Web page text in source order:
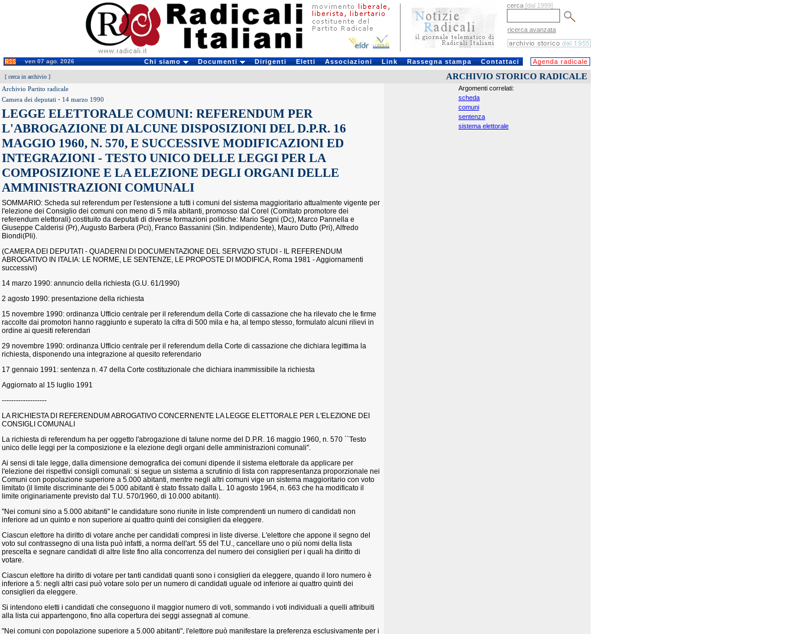
cerca [dal 1999]
ricerca avanzata
ven 07 ago. 2026 Chi siamo Documenti Dirigenti Eletti Associazioni Link Rassegna stampa Contattaci Agenda radicale
[ cerca in archivio ] ARCHIVIO STORICO RADICALE
Archivio Partito radicale
Camera dei deputati - 14 marzo 1990
LEGGE ELETTORALE COMUNI: REFERENDUM PER
L'ABROGAZIONE DI ALCUNE DISPOSIZIONI DEL D.P.R. 16
MAGGIO 1960, N. 570, E SUCCESSIVE MODIFICAZIONI ED
INTEGRAZIONI - TESTO UNICO DELLE LEGGI PER LA
COMPOSIZIONE E LA ELEZIONE DEGLI ORGANI DELLE
AMMINISTRAZIONI COMUNALI
SOMMARIO: Scheda sul referendum per l'estensione a tutti i comuni del sistema maggioritario attualmente vigente per
l'elezione dei Consiglio dei comuni con meno di 5 mila abitanti, promosso dal Corel (Comitato promotore dei
referendum elettorali) costituito da deputati di diverse formazioni politiche: Mario Segni (Dc), Marco Pannella e
Giuseppe Calderisi (Pr), Augusto Barbera (Pci), Franco Bassanini (Sin. Indipendente), Mauro Dutto (Pri), Alfredo
Biondi(Pli).
(CAMERA DEI DEPUTATI - QUADERNI DI DOCUMENTAZIONE DEL SERVIZIO STUDI - IL REFERENDUM
ABROGATIVO IN ITALIA: LE NORME, LE SENTENZE, LE PROPOSTE DI MODIFICA, Roma 1981 - Aggiornamenti
successivi)
14 marzo 1990: annuncio della richiesta (G.U. 61/1990)
2 agosto 1990: presentazione della richiesta
15 novembre 1990: ordinanza Ufficio centrale per il referendum della Corte di cassazione che ha rilevato che le firme
raccolte dai promotori hanno raggiunto e superato la cifra di 500 mila e ha, al tempo stesso, formulato alcuni rilievi in
ordine ai quesiti referendari
29 novembre 1990: ordinanza Ufficio centrale per il referendum della Corte di cassazione che dichiara legittima la
richiesta, disponendo una integrazione al quesito referendario
17 gennaio 1991: sentenza n. 47 della Corte costituzionale che dichiara inammissibile la richiesta
Aggiornato al 15 luglio 1991
-------------------
LA RICHIESTA DI REFERENDUM ABROGATIVO CONCERNENTE LA LEGGE ELETTORALE PER L'ELEZIONE DEI
CONSIGLI COMUNALI
La richiesta di referendum ha per oggetto l'abrogazione di talune norme del D.P.R. 16 maggio 1960, n. 570 ``Testo
unico delle leggi per la composizione e la elezione degli organi delle amministrazioni comunali''.
Ai sensi di tale legge, dalla dimensione demografica dei comuni dipende il sistema elettorale da applicare per
l'elezione dei rispettivi consigli comunali: si segue un sistema a scrutinio di lista con rappresentanza proporzionale nei
Comuni con popolazione superiore a 5.000 abitanti, mentre negli altri comuni vige un sistema maggioritario con voto
limitato (il limite discriminante dei 5.000 abitanti è stato fissato dalla L. 10 agosto 1964, n. 663 che ha modificato il
limite originariamente previsto dal T.U. 570/1960, di 10.000 abitanti).
"Nei comuni sino a 5.000 abitanti" le candidature sono riunite in liste comprendenti un numero di candidati non
inferiore ad un quinto e non superiore ai quattro quinti dei consiglieri da eleggere.
Ciascun elettore ha diritto di votare anche per candidati compresi in liste diverse. L'elettore che appone il segno del
voto sul contrassegno di una lista può infatti, a norma dell'art. 55 del T.U., cancellare uno o più nomi della lista
prescelta e segnare candidati di altre liste fino alla concorrenza del numero dei consiglieri per i quali ha diritto di
votare.
Ciascun elettore ha diritto di votare per tanti candidati quanti sono i consiglieri da eleggere, quando il loro numero è
inferiore a 5: negli altri casi può votare solo per un numero di candidati uguale od inferiore ai quattro quinti dei
consiglieri da eleggere.
Si intendono eletti i candidati che conseguono il maggior numero di voti, sommando i voti individuali a quelli attribuiti
alla lista cui appartengono, fino alla copertura dei seggi assegnati al comune.
"Nei comuni con popolazione superiore a 5.000 abitanti", l'elettore può manifestare la preferenza esclusivamente per i
Argomenti correlati:
scheda
comuni
sentenza
sistema elettorale